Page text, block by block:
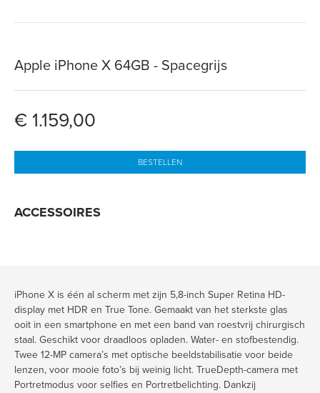
Apple iPhone X 64GB - Spacegrijs
€ 1.159,00
BESTELLEN
ACCESSOIRES
iPhone X is één al scherm met zijn 5,8-inch Super Retina HD-
display met HDR en True Tone. Gemaakt van het sterkste glas
ooit in een smartphone en met een band van roestvrij chirurgisch
staal. Geschikt voor draadloos opladen. Water- en stofbestendig.
Twee 12-MP camera’s met optische beeldstabilisatie voor beide
lenzen, voor mooie foto’s bij weinig licht. TrueDepth-camera met
Portretmodus voor selfies en Portretbelichting. Dankzij